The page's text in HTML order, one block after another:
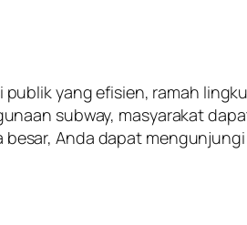
yang efisien, ramah
subway, masyarakat
Anda dapat mengunjungi